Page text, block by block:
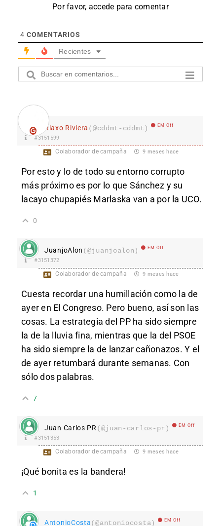
Por favor, accede para comentar
4 COMENTARIOS
Recientes
Riaxo Riviera (@cddmt-cddmt) EM Off
#3151599
Colaborador de campaña 9 meses hace
Por esto y lo de todo su entorno corrupto
más próximo es por lo que Sánchez y su
lacayo chupapiés Marlaska van a por la UCO.
0
JuanjoAlon (@juanjoalon) EM Off
#3151372
Colaborador de campaña 9 meses hace
Cuesta recordar una humillación como la de
ayer en El Congreso. Pero bueno, así son las
cosas. La estrategia del PP ha sido siempre
la de la lluvia fina, mientras que la del PSOE
ha sido siempre la de lanzar cañonazos. Y el
de ayer retumbará durante semanas. Con
sólo dos palabras.
7
Juan Carlos PR (@juan-carlos-pr) EM Off
#3151353
Colaborador de campaña 9 meses hace
¡Qué bonita es la bandera!
1
AntonioCosta(@antoniocosta) EM Off